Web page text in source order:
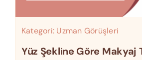
Kategori: Uzman Görüşleri
Yüz Şekline Göre Makyaj